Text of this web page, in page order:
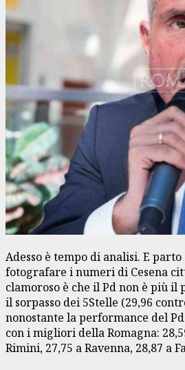
Adesso è tempo di analisi. E
fotografare i numeri di Cesena
clamoroso è che il Pd non è più il
il sorpasso dei 5Stelle (29,96
nonostante la performance del
con i migliori della Romagna:
Rimini, 27,75 a Ravenna, 28,87 a